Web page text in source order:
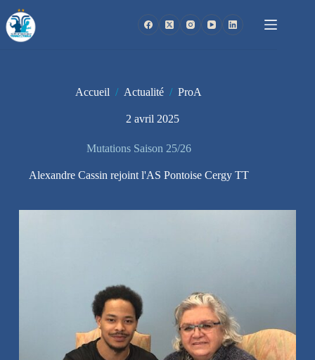
au
contenu
Accueil / Actualité / ProA
2 avril 2025
Mutations Saison 25/26
Alexandre Cassin rejoint l'AS Pontoise Cergy TT